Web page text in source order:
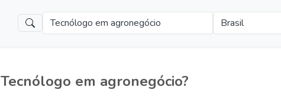
Tecnólogo em agronegócio Brasil
Tecnólogo em agronegócio?